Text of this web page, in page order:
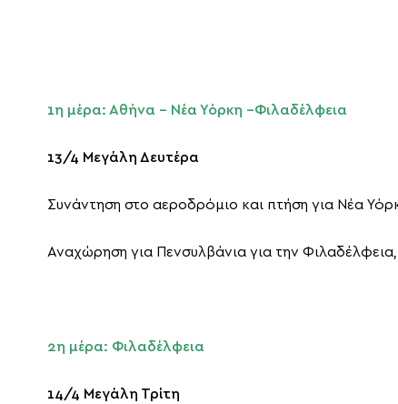
1η μέρα: Αθήνα – Νέα Υόρκη –Φιλαδέλφεια
13/4 Μεγάλη Δευτέρα
Συνάντηση στο αεροδρόμιο και πτήση για Νέα
Αναχώρηση για Πενσυλβάνια για την
2η μέρα: Φιλαδέλφεια
14/4 Μεγάλη Τρίτη